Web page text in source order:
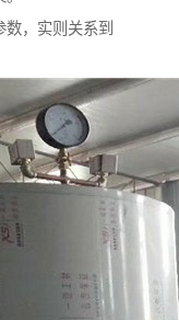
，实则关系到